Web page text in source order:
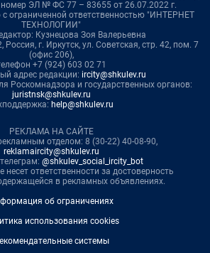
номер ЭЛ № ФС 77 – 83655 от 26.07.2022 г.
ограниченной ответственностью "ИНТЕРНЕТ
ТЕХНОЛОГИИ"
Кузнецова Зоя Валерьевна
г. Иркутск, ул. Советская, стр. 42, пом. 7
(офис 206),
+7 (924) 603 02 71
адрес редакции: ircity@shkulev.ru
Роскомнадзора и государственных органов:
juristnsk@shkulev.ru
help@shkulev.ru
РЕКЛАМА НА САЙТЕ
отделом: 8 (30-22) 40-08-90,
reklamaircity@shkulev.ru
@shkulev_social_ircity_bot
несет ответственности за достоверность
в рекламных объявлениях.
об ограничениях
использования cookies
системы